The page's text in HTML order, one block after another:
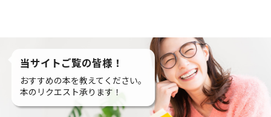
当サイトご覧の皆様！
おすすめの本を教えてください。
本のリクエスト承ります！